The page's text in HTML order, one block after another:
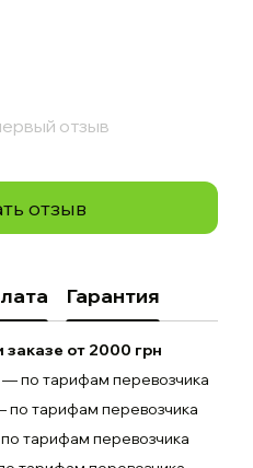
отзыв
отзыв
Гарантия
заказе от 2000 грн
по тарифам перевозчика
по тарифам перевозчика
тарифам перевозчика